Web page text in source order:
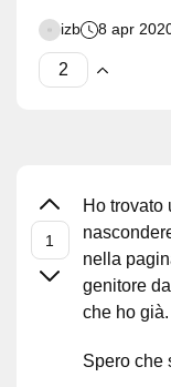
izb 8 apr
Ho trovato
nella
genitore
che ho già.
Spero che